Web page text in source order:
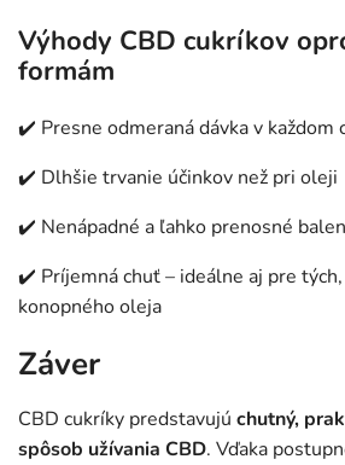
Výhody CBD cukríkov
formám
✔️ Presne odmeraná dávka v každom
✔️ Dlhšie trvanie účinkov než pri oleji
✔️ Nenápadné a ľahko prenosné
✔️ Príjemná chuť – ideálne aj pre
konopného oleja
Záver
CBD cukríky predstavujú chutný,
spôsob užívania CBD. Vďaka